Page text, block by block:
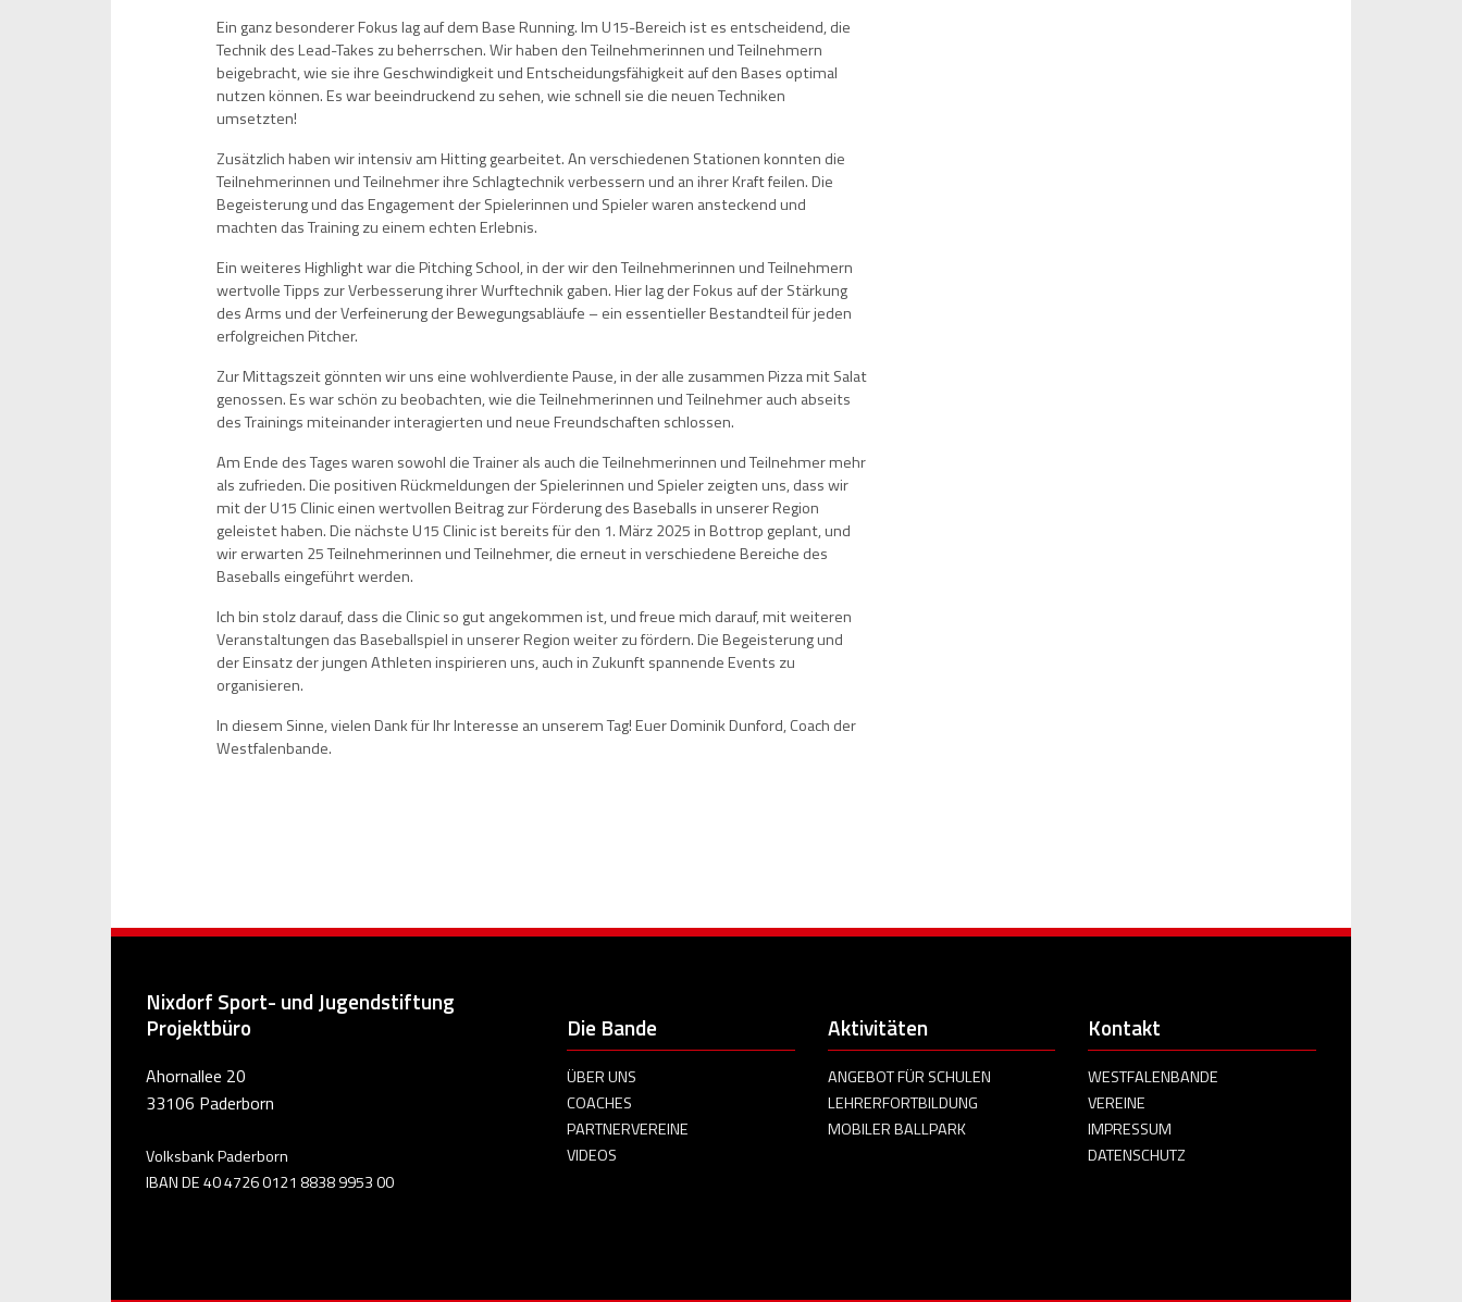
Ein ganz besonderer Fokus lag auf dem Base Running. Im U15-Bereich ist es entscheidend, die
Technik des Lead-Takes zu beherrschen. Wir haben den Teilnehmerinnen und Teilnehmern
beigebracht, wie sie ihre Geschwindigkeit und Entscheidungsfähigkeit auf den Bases optimal
nutzen können. Es war beeindruckend zu sehen, wie schnell sie die neuen Techniken
umsetzten!
Zusätzlich haben wir intensiv am Hitting gearbeitet. An verschiedenen Stationen konnten die
Teilnehmerinnen und Teilnehmer ihre Schlagtechnik verbessern und an ihrer Kraft feilen. Die
Begeisterung und das Engagement der Spielerinnen und Spieler waren ansteckend und
machten das Training zu einem echten Erlebnis.
Ein weiteres Highlight war die Pitching School, in der wir den Teilnehmerinnen und Teilnehmern
wertvolle Tipps zur Verbesserung ihrer Wurftechnik gaben. Hier lag der Fokus auf der Stärkung
des Arms und der Verfeinerung der Bewegungsabläufe – ein essentieller Bestandteil für jeden
erfolgreichen Pitcher.
Zur Mittagszeit gönnten wir uns eine wohlverdiente Pause, in der alle zusammen Pizza mit Salat
genossen. Es war schön zu beobachten, wie die Teilnehmerinnen und Teilnehmer auch abseits
des Trainings miteinander interagierten und neue Freundschaften schlossen.
Am Ende des Tages waren sowohl die Trainer als auch die Teilnehmerinnen und Teilnehmer mehr
als zufrieden. Die positiven Rückmeldungen der Spielerinnen und Spieler zeigten uns, dass wir
mit der U15 Clinic einen wertvollen Beitrag zur Förderung des Baseballs in unserer Region
geleistet haben. Die nächste U15 Clinic ist bereits für den 1. März 2025 in Bottrop geplant, und
wir erwarten 25 Teilnehmerinnen und Teilnehmer, die erneut in verschiedene Bereiche des
Baseballs eingeführt werden.
Ich bin stolz darauf, dass die Clinic so gut angekommen ist, und freue mich darauf, mit weiteren
Veranstaltungen das Baseballspiel in unserer Region weiter zu fördern. Die Begeisterung und
der Einsatz der jungen Athleten inspirieren uns, auch in Zukunft spannende Events zu
organisieren.
In diesem Sinne, vielen Dank für Ihr Interesse an unserem Tag! Euer Dominik Dunford, Coach der
Westfalenbande.
Nixdorf Sport- und Jugendstiftung
Projektbüro
Ahornallee 20
33106 Paderborn
Volksbank Paderborn
IBAN DE 40 4726 0121 8838 9953 00
Die Bande
ÜBER UNS
COACHES
PARTNERVEREINE
VIDEOS
Aktivitäten
ANGEBOT FÜR SCHULEN
LEHRERFORTBILDUNG
MOBILER BALLPARK
Kontakt
WESTFALENBANDE
VEREINE
IMPRESSUM
DATENSCHUTZ